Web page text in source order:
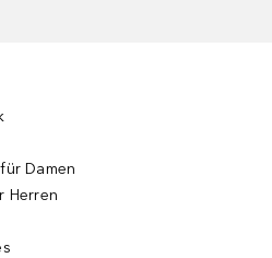
Damen
Herren